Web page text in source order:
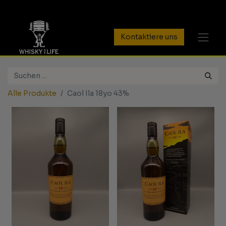
Kontaktiere uns
Alle Produkte Caol Ila 18yo 43%